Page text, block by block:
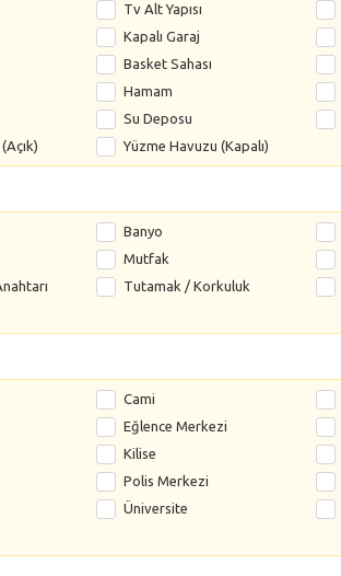
Tv Alt Yapısı
Kapalı Garaj
Basket Sahası
Hamam
Su Deposu
Yüzme Havuzu (Kapalı)
Banyo
Mutfak
Tutamak / Korkuluk
Cami
Eğlence Merkezi
Kilise
Polis Merkezi
Üniversite